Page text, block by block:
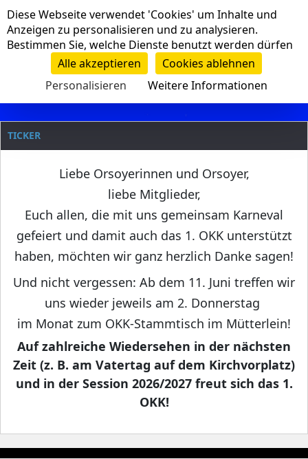
Navigation
Clanname
TICKER
Liebe Orsoyerinnen und Orsoyer,
liebe Mitglieder,
Euch allen, die mit uns gemeinsam Karneval
gefeiert und damit auch das 1. OKK unterstützt
haben, möchten wir ganz herzlich Danke sagen!
Und nicht vergessen: Ab dem 11. Juni treffen wir
uns wieder jeweils am 2. Donnerstag
im Monat zum OKK-Stammtisch im Mütterlein!
Auf zahlreiche Wiedersehen in der nächsten
Zeit (z. B. am Vatertag auf dem Kirchvorplatz)
und in der Session 2026/2027 freut sich das 1.
OKK!
Cookie-Einstellungen
Diese Webseite verwendet 'Cookies' um Inhalte und
Anzeigen zu personalisieren und zu analysieren.
Bestimmen Sie, welche Dienste benutzt werden dürfen
Alle akzeptieren
Cookies ablehnen
Personalisieren
Weitere Informationen